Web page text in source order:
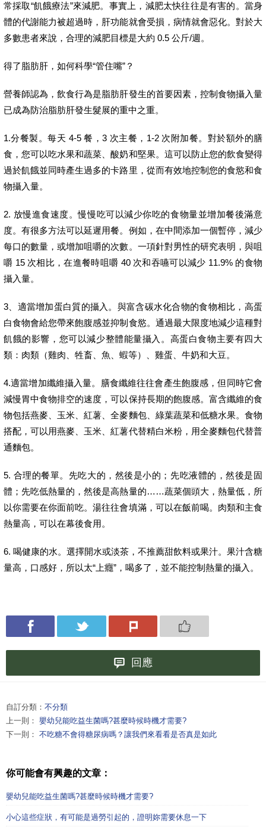
常採取“飢餓療法”來減肥。事實上，減肥太快往往是有害的。當身
體的代謝能力被超過時，肝功能就會受損，病情就會惡化。對於大
多數患者來說，合理的減肥目標是大約 0.5 公斤/週。
得了脂肪肝，如何科學“管住嘴”？
營養師認為，飲食行為是脂肪肝發生的首要因素，控制食物攝入量
已成為防治脂肪肝發生髮展的重中之重。
1.分餐製。每天 4-5 餐，3 次主餐，1-2 次附加餐。對於額外的膳
食，您可以吃水果和蔬菜、酸奶和堅果。這可以防止您的飲食變得
過於飢餓並同時產生過多的卡路里，從而有效地控制您的食慾和食
物攝入量。
2. 放慢進食速度。慢慢吃可以減少你吃的食物量並增加餐後滿意
度。有很多方法可以延遲用餐。例如，在中間添加一個暫停，減少
每口的數量，或增加咀嚼的次數。一項針對男性的研究表明，與咀
嚼 15 次相比，在進餐時咀嚼 40 次和吞嚥可以減少 11.9% 的食物
攝入量。
3、適當增加蛋白質的攝入。與富含碳水化合物的食物相比，高蛋
白食物會給您帶來飽腹感並抑制食慾。通過最大限度地減少這種對
飢餓的影響，您可以減少整體能量攝入。高蛋白食物主要有四大
類：肉類（雞肉、牲畜、魚、蝦等）、雞蛋、牛奶和大豆。
4.適當增加纖維攝入量。膳食纖維往往會產生飽腹感，但同時它會
減慢胃中食物排空的速度，可以保持長期的飽腹感。富含纖維的食
物包括燕麥、玉米、紅薯、全麥麵包、綠葉蔬菜和低糖水果。食物
搭配，可以用燕麥、玉米、紅薯代替精白米粉，用全麥麵包代替普
通麵包。
5. 合理的餐單。先吃大的，然後是小的；先吃液體的，然後是固
體；先吃低熱量的，然後是高熱量的……蔬菜個頭大，熱量低，所
以你需要在你面前吃。湯往往會填滿，可以在飯前喝。肉類和主食
熱量高，可以在幕後食用。
6. 喝健康的水。選擇開水或淡茶，不推薦甜飲料或果汁。果汁含糖
量高，口感好，所以太“上癮”，喝多了，並不能控制熱量的攝入。
回應
自訂分類： 不分類
上一則： 嬰幼兒能吃益生菌嗎?甚麼時候時機才需要?
下一則： 不吃糖不會得糖尿病嗎？讓我們來看看是否真是如此
你可能會有興趣的文章：
嬰幼兒能吃益生菌嗎?甚麼時候時機才需要?
小心這些症狀，有可能是過勞引起的，證明妳需要休息一下